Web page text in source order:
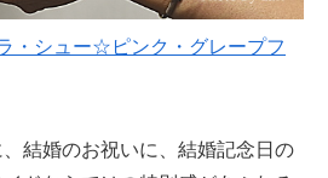
・シュー☆ピンク・グレープフ
結婚のお祝いに、結婚記念日の